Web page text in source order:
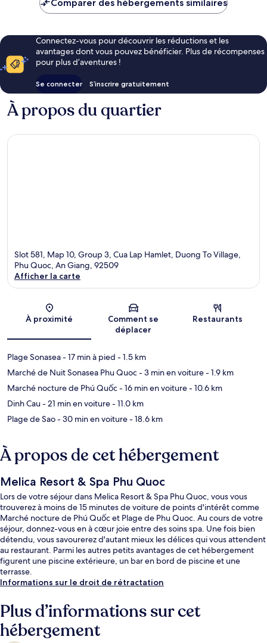
Comparer des hébergements similaires
Connectez-vous pour découvrir les réductions et les
avantages dont vous pouvez bénéficier. Plus de récompenses
pour plus d’aventures !
Se connecter S’inscrire gratuitement
À propos du quartier
Slot 581, Map 10, Group 3, Cua Lap Hamlet, Duong To Village,
Phu Quoc, An Giang, 92509
Afficher la carte
À proximité
Comment se
déplacer
Restaurants
Plage Sonasea- 17 min à pied - 1.5 km
Marché de Nuit Sonasea Phu Quoc- 3 min en voiture- 1.9 km
Marché nocture de Phú Quốc- 16 min en voiture- 10.6 km
Dinh Cau- 21 min en voiture- 11.0 km
Plage de Sao- 30 min en voiture- 18.6 km
À propos de cet hébergement
Melica Resort & Spa Phu Quoc
Lors de votre séjour dans Melica Resort & Spa Phu Quoc, vous vous
trouverez à moins de 15 minutes de voiture de points d'intérêt comme
Marché nocture de Phú Quốc et Plage de Phu Quoc. Au cours de votre
séjour, donnez-vous en à cœur joie entre des soins spa. Une fois bien
détendu, vous savourerez d'autant mieux les délices qui vous attendent
au restaurant. Parmi les autres petits avantages de cet hébergement
figurent une piscine extérieure, un bar en bord de piscine et une
terrasse.
Informations sur le droit de rétractation
Plus d’informations sur cet
hébergement